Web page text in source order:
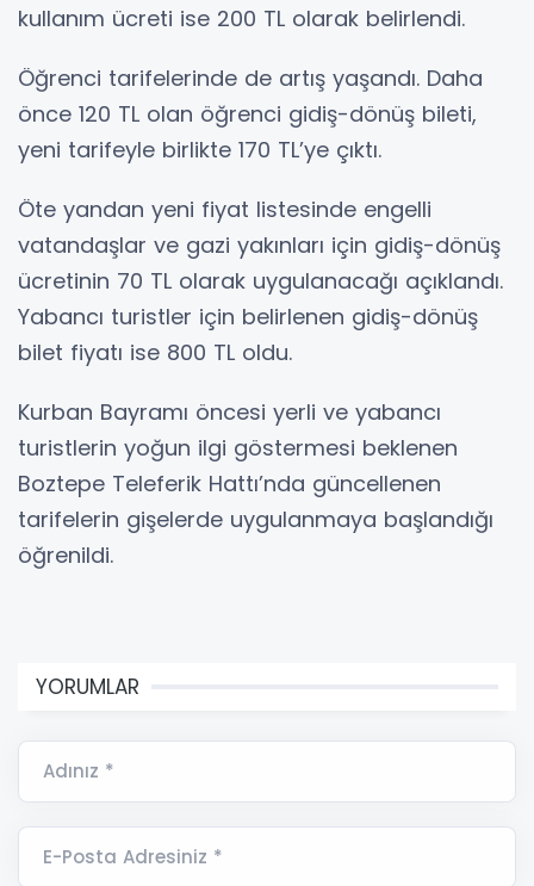
kullanım ücreti ise 200 TL olarak belirlendi.
Öğrenci tarifelerinde de artış yaşandı. Daha
önce 120 TL olan öğrenci gidiş-dönüş bileti,
yeni tarifeyle birlikte 170 TL’ye çıktı.
Öte yandan yeni fiyat listesinde engelli
vatandaşlar ve gazi yakınları için gidiş-dönüş
ücretinin 70 TL olarak uygulanacağı açıklandı.
Yabancı turistler için belirlenen gidiş-dönüş
bilet fiyatı ise 800 TL oldu.
Kurban Bayramı öncesi yerli ve yabancı
turistlerin yoğun ilgi göstermesi beklenen
Boztepe Teleferik Hattı’nda güncellenen
tarifelerin gişelerde uygulanmaya başlandığı
öğrenildi.
YORUMLAR
Adınız *
E-Posta Adresiniz *